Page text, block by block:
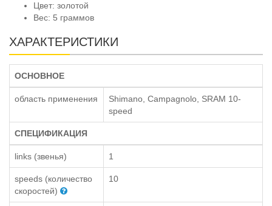
Цвет: золотой
Вес: 5 граммов
ХАРАКТЕРИСТИКИ
ОСНОВНОЕ
область применения
Shimano, Campagnolo, SRAM 10-
speed
СПЕЦИФИКАЦИЯ
links (звенья) 1
speeds (количество
скоростей)
10